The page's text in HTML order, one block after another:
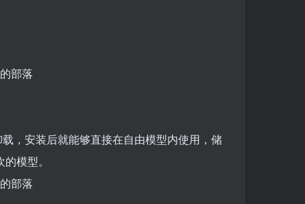
，安装后就能够直接在自由模型内使用，储
模型。